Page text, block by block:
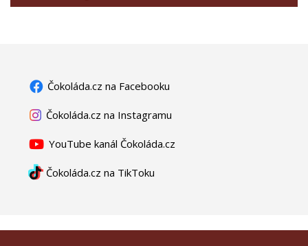
Čokoláda.cz na Facebooku
Čokoláda.cz na Instagramu
YouTube kanál Čokoláda.cz
Čokoláda.cz na TikToku